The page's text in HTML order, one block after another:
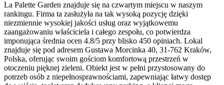
La Palette Garden znajduje się na czwartym miejscu w naszym
rankingu. Firma ta zasłużyła na tak wysoką pozycję dzięki
niezmiennie wysokiej jakości usług oraz wyjątkowemu
zaangażowaniu właściciela i całego zespołu, co potwierdza
imponująca średnia ocen 4.8/5 przy blisko 450 opiniach. Lokal
znajduje się pod adresem Gustawa Morcinka 40, 31-762 Kraków,
Polska, oferując swoim gościom komfortową przestrzeń w
otoczeniu pięknej zieleni. Obiekt jest w pełni przystosowany do
potrzeb osób z niepełnosprawnościami, zapewniając łatwy dostęp